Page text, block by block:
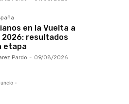
en la Vuelta a
2026: resultados
etapa
Pardo - 09/08/2026
-